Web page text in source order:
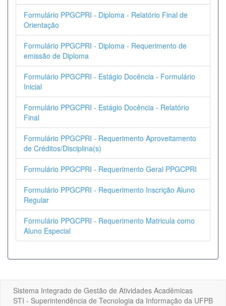
Formulário PPGCPRI - Diploma - Relatório Final de
Orientação
Formulário PPGCPRI - Diploma - Requerimento de
emissão de Diploma
Formulário PPGCPRI - Estágio Docência - Formulário
Inicial
Formulário PPGCPRI - Estágio Docência - Relatório
Final
Formulário PPGCPRI - Requerimento Aproveitamento
de Créditos/Disciplina(s)
Formulário PPGCPRI - Requerimento Geral PPGCPRI
Formulário PPGCPRI - Requerimento Inscrição Aluno
Regular
Formulário PPGCPRI - Requerimento Matricula como
Aluno Especial
Sistema Integrado de Gestão de Atividades Acadêmicas
STI - Superintendência de Tecnologia da Informação da UFPB